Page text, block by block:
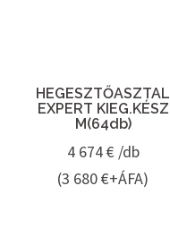
HEGESZTŐASZTAL
EXPERT KIEG.KÉSZ
M(64db)
4 674€ /db
(3 680 €+ÁFA)